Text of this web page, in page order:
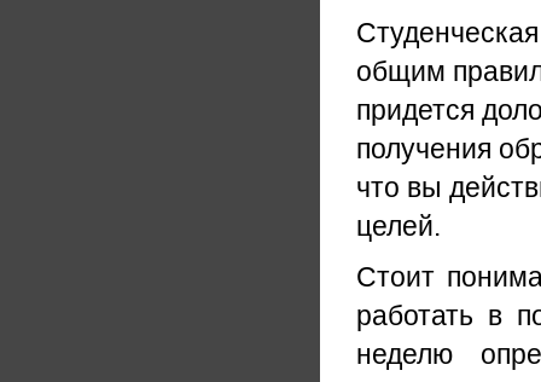
общим
придется
получения
что вы
целей.
Стоит
работать в
неделю